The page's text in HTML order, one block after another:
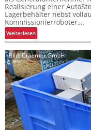
k
f
ü
r
n
s
i
h
e
t
e
L
a
e
r
k
s
n
g
e
r
u
g
d
e
L
i
Realisierung einer
Lagerbehälter nebst
Kommissionierroboter,…
Weiterlesen:
A
u
t
o
m
t
s
i
Bild: Craemer GmbH